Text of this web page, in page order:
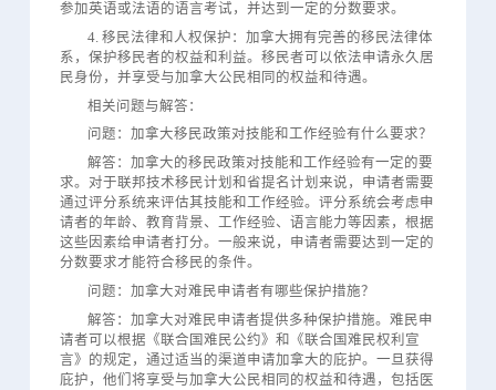
参加英语或法语的语言考试，并达到一定的分数要求。
4. 移民法律和人权保护：加拿大拥有完善的移民法律体
系，保护移民者的权益和利益。移民者可以依法申请永久居
民身份，并享受与加拿大公民相同的权益和待遇。
相关问题与解答：
问题：加拿大移民政策对技能和工作经验有什么要求？
解答：加拿大的移民政策对技能和工作经验有一定的要
求。对于联邦技术移民计划和省提名计划来说，申请者需要
通过评分系统来评估其技能和工作经验。评分系统会考虑申
请者的年龄、教育背景、工作经验、语言能力等因素，根据
这些因素给申请者打分。一般来说，申请者需要达到一定的
分数要求才能符合移民的条件。
问题：加拿大对难民申请者有哪些保护措施？
解答：加拿大对难民申请者提供多种保护措施。难民申
请者可以根据《联合国难民公约》和《联合国难民权利宣
言》的规定，通过适当的渠道申请加拿大的庇护。一旦获得
庇护，他们将享受与加拿大公民相同的权益和待遇，包括医